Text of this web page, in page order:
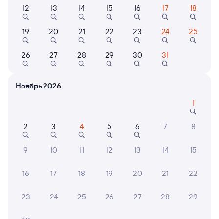
Самый быстрый
009Н Проходящий 6,3
19:00 16:00
Маршрут
Плацкарт
от 11 ⁠642 ⁠₽
Купе
12 ⁠276 ⁠₽
Выберите дату
Фирменный
12 13 14 15 16 17 18
19 20 21 22 23 24 25
26 27 28 29 30 31
Ноябрь 2026
1
2 3 4 5 6 7 8
9 10 11 12 13 14 15
16 17 18 19 20 21 22
23 24 25 26 27 28 29